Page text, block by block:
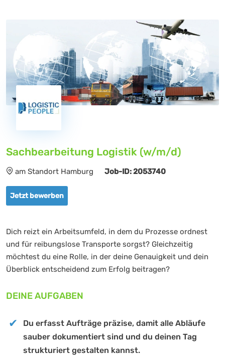
Sachbearbeitung Logistik (w/m/d)
am Standort Hamburg Job-ID: 2053740
Jetzt bewerben
Dich reizt ein Arbeitsumfeld, in dem du Prozesse ordnest
und für reibungslose Transporte sorgst? Gleichzeitig
möchtest du eine Rolle, in der deine Genauigkeit und dein
Überblick entscheidend zum Erfolg beitragen?
DEINE AUFGABEN
Du erfasst Aufträge präzise, damit alle Abläufe
sauber dokumentiert sind und du deinen Tag
strukturiert gestalten kannst.